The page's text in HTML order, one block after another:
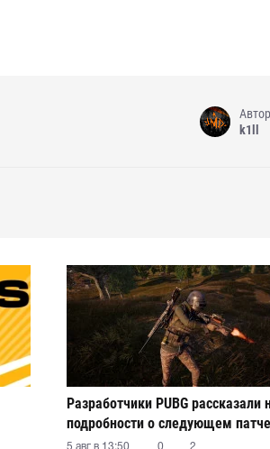
Автор
k1ll
Разработчики PUBG рассказали
подробности о следующем патче
5 авг в 13:50 0 2